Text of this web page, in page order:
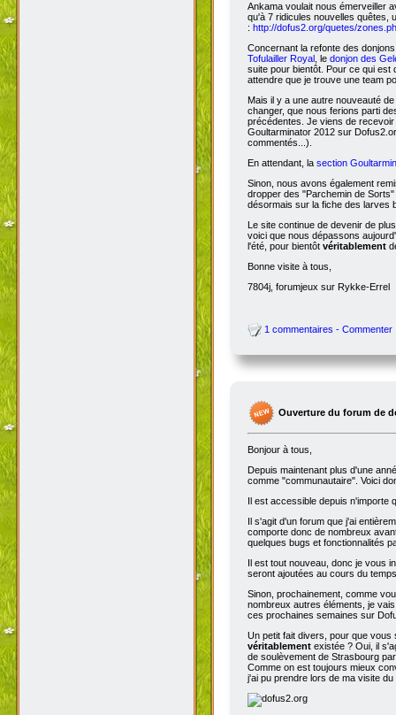
Ankama voulait nous émerveiller
qu'à 7 ridicules nouvelles quêtes,
: http://dofus2.org/quetes/
Concernant la refonte des
Tofulailler Royal , le donjon des
suite pour bientôt. Pour ce qui est
attendre que je trouve une team
Mais il y a une autre nouveauté
changer, que nous ferions parti
précédentes. Je viens de
Goultarminator 2012 sur
commentés...).
En attendant, la section
Sinon, nous avons également
dropper des "Parchemin de
désormais sur la fiche des larves
Le site continue de devenir de
voici que nous dépassons
l'été, pour bientôt véritablement
Bonne visite à tous,
7804j, forumjeux sur Rykke-Errel
1 commentaires - Commenter
Ouverture du forum de
Bonjour à tous,
Depuis maintenant plus d'une
comme "communautaire". Voici
Il est accessible depuis n'importe
Il s'agit d'un forum que j'ai
comporte donc de nombreux
quelques bugs et fonctionnalités
Il est tout nouveau, donc je vous
seront ajoutées au cours du
Sinon, prochainement, comme
nombreux autres éléments, je
ces prochaines semaines sur
Un petit fait divers, pour que vous
véritablement existée ? Oui, il
de soulèvement de Strasbourg
Comme on est toujours mieux
j'ai pu prendre lors de ma visite